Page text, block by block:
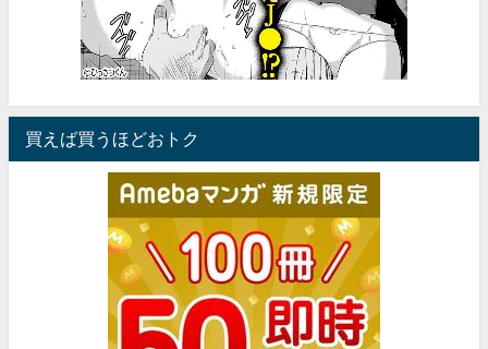
買えば買うほどおトク